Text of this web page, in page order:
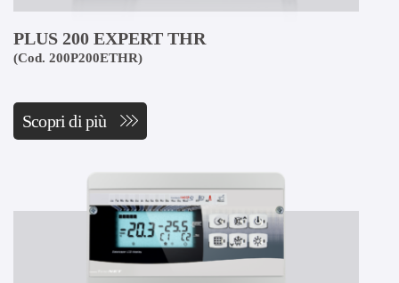
PLUS 200 EXPERT THR
(Cod. 200P200ETHR)
Scopri di più